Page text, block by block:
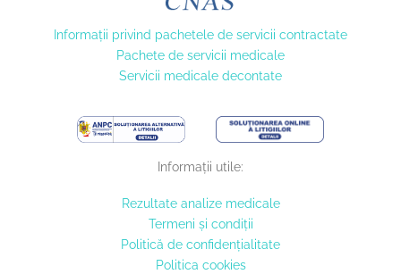
Informaţii privind pachetele de servicii contractate
Pachete de servicii medicale
Servicii medicale decontate
Informații utile:
Rezultate analize medicale
Termeni și condiții
Politică de confidențialitate
Politica cookies